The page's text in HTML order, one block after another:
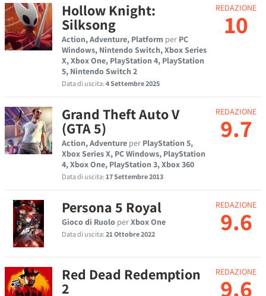
Hollow Knight:
Silksong
Action, Adventure, Platform per PC
Windows, Nintendo Switch, Xbox Series
X, Xbox One, PlayStation 4, PlayStation
5, Nintendo Switch 2
Data di uscita:4 Settembre 2025
REDAZIONE
10
Grand Theft Auto V
(GTA 5)
Action, Adventure per PlayStation 5,
Xbox Series X, PC Windows, PlayStation
4, Xbox One, PlayStation 3, Xbox 360
Data di uscita:17 Settembre 2013
REDAZIONE
9.7
Persona 5 Royal
Gioco di Ruolo perXbox One
Data di uscita:21 Ottobre 2022
REDAZIONE
9.6
Red Dead Redemption
2
REDAZIONE
9.6